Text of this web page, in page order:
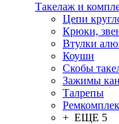
Такелаж и
Цепи
Крюки,
Втулки
Коуши
Скобы
Зажимы
Талрепы
+ ЕЩЕ 5